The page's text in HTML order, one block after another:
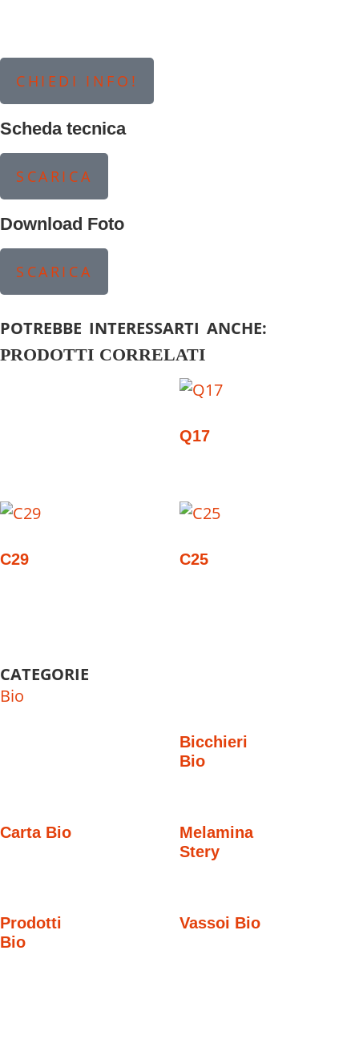
CHIEDI INFO!
Scheda tecnica
SCARICA
Download Foto
SCARICA
POTREBBE INTERESSARTI ANCHE:
PRODOTTI CORRELATI
Q17
C29 C25
CATEGORIE
Bio
Bicchieri
Bio
Carta Bio
Melamina
Stery
Prodotti
Bio
Vassoi Bio